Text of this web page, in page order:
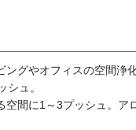
ングやオフィスの空間浄
シュ。
空間に1～3プッシュ。ア